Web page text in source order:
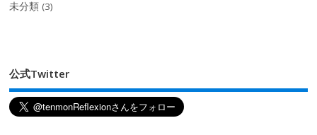
未分類 (3)
公式Twitter